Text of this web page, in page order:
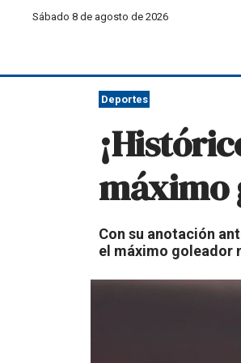
Sábado 8 de agosto de 2026
Deportes
máximo
Con su anotación
el máximo goleador